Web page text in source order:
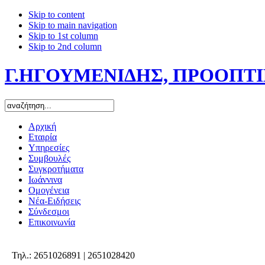
Skip to content
Skip to main navigation
Skip to 1st column
Skip to 2nd column
Γ.ΗΓΟΥΜΕΝΙΔΗΣ,
Αρχική
Εταιρία
Υπηρεσίες
Συμβουλές
Συγκροτήματα
Ιωάννινα
Ομογένεια
Νέα-Ειδήσεις
Σύνδεσμοι
Επικοινωνία
Τηλ.: 2651026891 | 2651028420